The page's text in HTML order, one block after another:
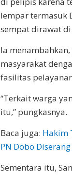
lempar termasuk
sempat dirawat
Ia
masyarakat
fasilitas
“Terkait warga
itu,” pungkasnya.
Baca juga: Hakim
PN Dobo
Sementara itu,